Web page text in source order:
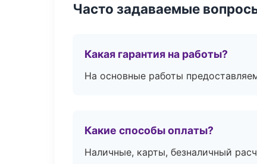
Часто задаваемые
Какая гарантия на работы?
На основные работы
Какие способы оплаты?
Наличные, карты, безналичный